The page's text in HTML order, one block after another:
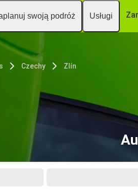
swoją podróż Usługi
Czechy Zlín